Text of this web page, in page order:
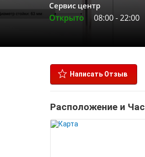
Сервис центр
Открыто 08:00-22:00
Написать Отзыв
Расположение и